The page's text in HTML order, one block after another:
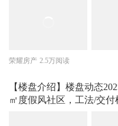
荣耀房产 2.5万阅读
【楼盘介绍】楼盘动态
㎡度假风社区，工法/交